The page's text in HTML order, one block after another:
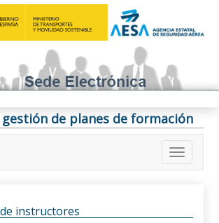
de planes de formación
instructores